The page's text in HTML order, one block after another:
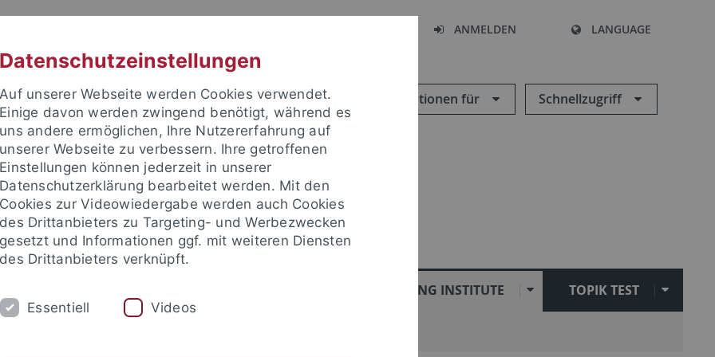
ANMELDEN LANGUAGE
Informationen für Schnellzugriff
SEJONG INSTITUTE TOPIK TEST
Datenschutzeinstellungen
Auf unserer Webseite werden Cookies verwendet.
Einige davon werden zwingend benötigt, während es
uns andere ermöglichen, Ihre Nutzererfahrung auf
unserer Webseite zu verbessern. Ihre getroffenen
Einstellungen können jederzeit in unserer
Datenschutzerklärung bearbeitet werden. Mit den
Cookies zur Videowiedergabe werden auch Cookies
des Drittanbieters zu Targeting- und Werbezwecken
gesetzt und Informationen ggf. mit weiteren Diensten
des Drittanbieters verknüpft.
Essentiell Videos